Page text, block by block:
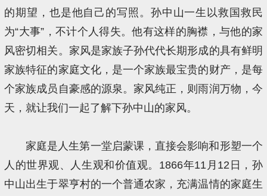
的期望，也是他自己的写照。孙中山一生以救国救民
为“大事”，不计个人得失。他有这样的胸襟，与他的家
风密切相关。家风是家族子孙代代长期形成的具有鲜明
家族特征的家庭文化，是一个家族最宝贵的财产，是每
个家族成员自豪感的源泉。家风纯正，则雨润万物，今
天，就让我们一起了解下孙中山的家风。
家庭是人生第一堂启蒙课，直接会影响和形塑一个
人的世界观、人生观和价值观。1866年11月12日，孙
中山出生于翠亨村的一个普通农家，充满温情的家庭生